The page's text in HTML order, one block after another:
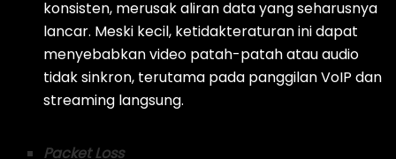
konsisten, merusak aliran data yang seharusnya
lancar. Meski kecil, ketidakteraturan ini dapat
menyebabkan video patah-patah atau audio
tidak sinkron, terutama pada panggilan VoIP dan
streaming langsung.
Packet Loss